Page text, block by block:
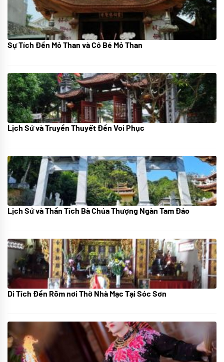
08/07/2024
Sự Tích Đền Mỏ Than và Cô Bé Mỏ Than
07/07/2024
Lịch Sử và Truyền Thuyết Đền Voi Phục
05/07/2024
Lịch Sử và Thần Tích Bà Chúa Thượng Ngàn Tam Đảo
05/07/2024
Di Tích Đền Rõm nơi Thờ Nhà Mạc Tại Sóc Sơn